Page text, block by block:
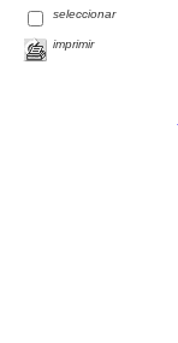
seleccionar
imprimir